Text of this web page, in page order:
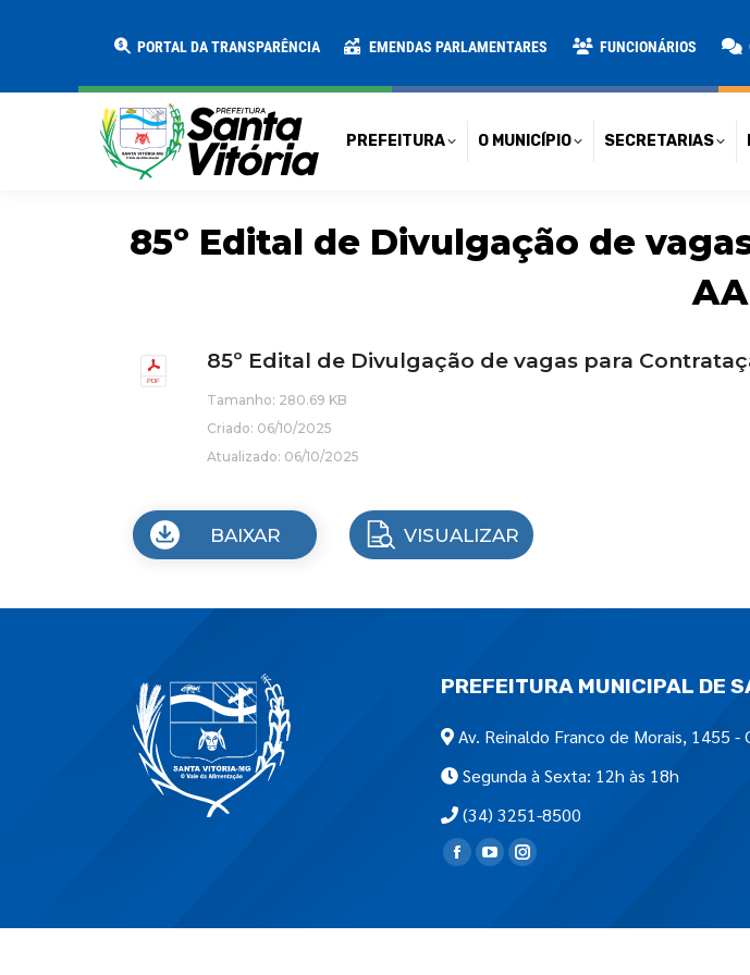
PORTAL DA TRANSPARÊNCIA EMENDAS PARLAMENTARES FUNCIONÁRIOS
PREFEITURA O MUNICÍPIO SECRETARIAS
85º Edital de Divulgação de
85º Edital de Divulgação de vagas para
Tamanho: 280.69 KB
Criado: 06/10/2025
Atualizado: 06/10/2025
BAIXAR VISUALIZAR
PREFEITURA MUNICIPAL DE
Av. Reinaldo Franco de Morais, 1455 -
Segunda à Sexta: 12h às 18h
(34) 3251-8500
Encontre-nos em: